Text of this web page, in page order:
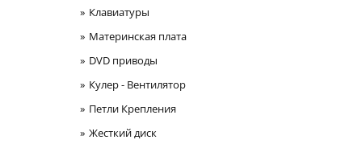
Клавиатуры
Материнская плата
DVD приводы
Кулер - Вентилятор
Петли Крепления
Жесткий диск